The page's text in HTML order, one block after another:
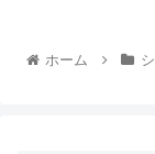
ホーム